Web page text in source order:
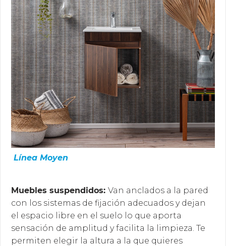
Línea Moyen
Muebles suspendidos:Van anclados a la pared
con los sistemas de fijación adecuados y dejan
el espacio libre en el suelo lo que aporta
sensación de amplitud y facilita la limpieza. Te
permiten elegir la altura a la que quieres